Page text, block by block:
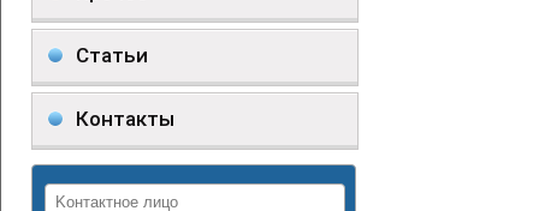
Статьи
Контакты